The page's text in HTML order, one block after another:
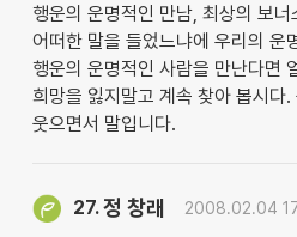
행운의 운명적인 만남, 최상의 보
어떠한 말을 들었느냐에 우리의 운
행운의 운명적인 사람을 만난다면
희망을 잃지말고 계속 찾아 봅시다
웃으면서 말입니다.
27.정 창래 2008.02.04